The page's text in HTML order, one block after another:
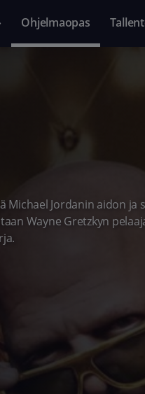
Ohjelmaopas
Michael Jordanin aidon ja
Wayne Gretzkyn